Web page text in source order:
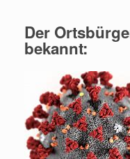
Der
bekannt: